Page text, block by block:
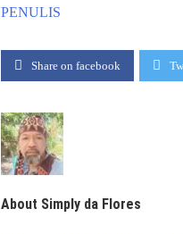
PENULIS
Share on facebook
About Simply da Flores